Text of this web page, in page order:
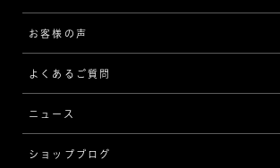
[フォルムから選ぶ]
ストレート
ウェーブ
V字
ピアス/イヤリング
ブレスレット
企業の取り組み
アフターサービス
MESSAGE IN DIAMOND
品質保証
ブライダルアイテム
お客様の声
よくあるご質問
ニュース
ショップブログ